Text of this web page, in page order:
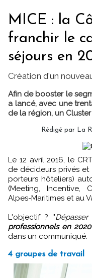
MICE : la
franchir le
séjours en
Création d'un
Afin de booster le
a lancé, avec une
de la région, un Cluster
Rédigé par La
Le 12 avril 2016, le CRT Côte d'Azur a réuni une trentaine
de décideurs privés et
porteurs hôteliers)
(Meeting, Incentive,
Alpes-Maritimes et au
L'objectif ? "
professionnels en 2020
dans un communiqué.
4 groupes de travail